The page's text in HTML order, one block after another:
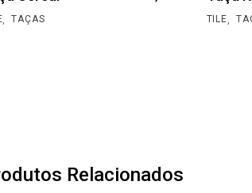
, TAÇAS TILE,
Relacionados